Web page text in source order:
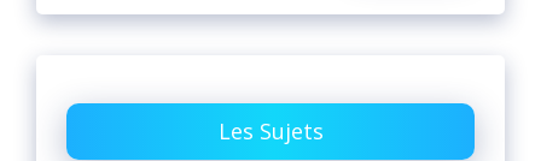
Les Sujets